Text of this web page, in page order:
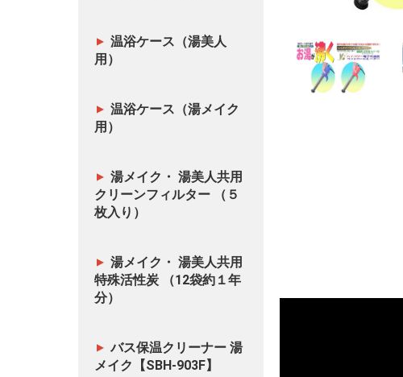
温浴ケース（湯美人
用）
温浴ケース（湯メイク
用）
湯メイク・ 湯美人共用
クリーンフィルター （５
枚入り）
湯メイク・ 湯美人共用
特殊活性炭 （12袋約１年
分）
バス保温クリーナー 湯
メイク【SBH-903F】